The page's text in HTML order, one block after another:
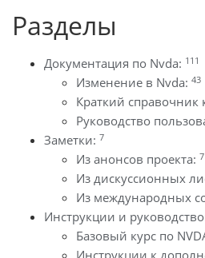
Разделы
Документация по Nvda: 111
Изменение в Nvda: 43
Краткий справочник
Руководство
Заметки: 7
Из анонсов проекта: 7
Из дискуссионных
Из международных
Инструкции и
Базовый курс по